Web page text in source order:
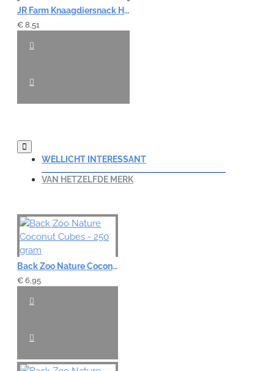
JR Farm Knaagdiersnack Hout - Dubbele Rol
€ 8,51
WELLICHT INTERESSANT
VAN HETZELFDE MERK
Back Zoo Nature Coconut Cubes - 250 gram
€ 6,95